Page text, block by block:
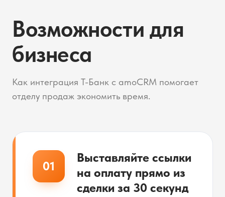
Возможности для
бизнеса
Как интеграция Т-Банк с amoCRM помогает
отделу продаж экономить время.
01
Выставляйте ссылки
на оплату прямо из
сделки за 30 секунд